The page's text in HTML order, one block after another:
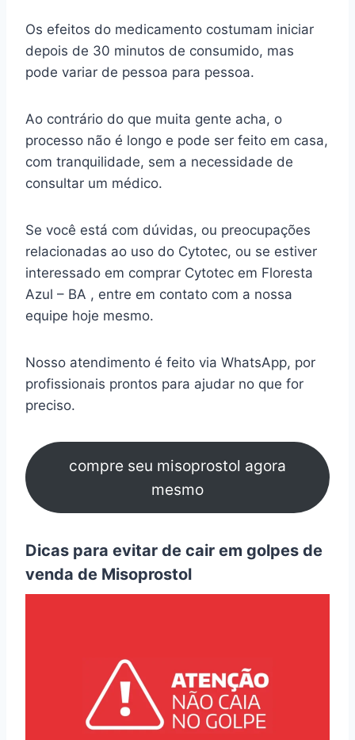
Os efeitos do medicamento costumam iniciar
depois de 30 minutos de consumido, mas
pode variar de pessoa para pessoa.
Ao contrário do que muita gente acha, o
processo não é longo e pode ser feito em casa,
com tranquilidade, sem a necessidade de
consultar um médico.
Se você está com dúvidas, ou preocupações
relacionadas ao uso do Cytotec, ou se estiver
interessado em comprar Cytotec em Floresta
Azul – BA , entre em contato com a nossa
equipe hoje mesmo.
Nosso atendimento é feito via WhatsApp, por
profissionais prontos para ajudar no que for
preciso.
compre seu misoprostol agora
mesmo
Dicas para evitar de cair em golpes de
venda de Misoprostol